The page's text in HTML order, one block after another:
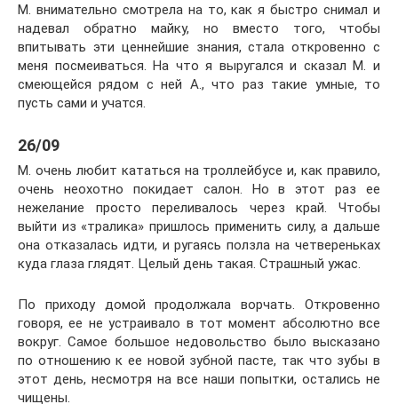
М. внимательно смотрела на то, как я быстро снимал и
надевал обратно майку, но вместо того, чтобы
впитывать эти ценнейшие знания, стала откровенно с
меня посмеиваться. На что я выругался и сказал М. и
смеющейся рядом с ней А., что раз такие умные, то
пусть сами и учатся.
26/09
М. очень любит кататься на троллейбусе и, как правило,
очень неохотно покидает салон. Но в этот раз ее
нежелание просто переливалось через край. Чтобы
выйти из «тралика» пришлось применить силу, а дальше
она отказалась идти, и ругаясь ползла на четвереньках
куда глаза глядят. Целый день такая. Страшный ужас.
По приходу домой продолжала ворчать. Откровенно
говоря, ее не устраивало в тот момент абсолютно все
вокруг. Самое большое недовольство было высказано
по отношению к ее новой зубной пасте, так что зубы в
этот день, несмотря на все наши попытки, остались не
чищены.